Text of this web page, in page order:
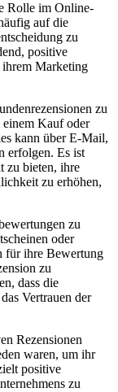
Rolle im Online-
auf die
zu
positive
ihrem Marketing
zu
Kauf oder
kann über E-Mail,
erfolgen. Es ist
zu bieten, ihre
zu erhöhen,
zu
oder
für ihre Bewertung
zu
dass die
Vertrauen der
Rezensionen
waren, um ihr
positive
zu